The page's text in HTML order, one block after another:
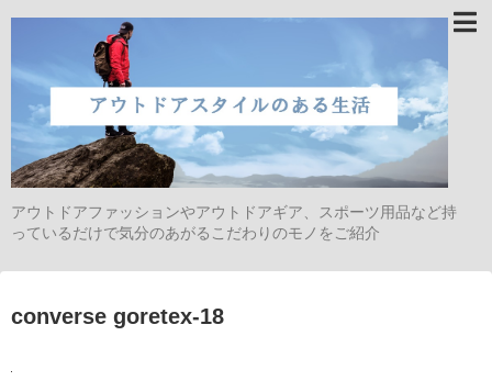
アウトドアファッションやアウトドアギア、スポーツ用品など持
っているだけで気分のあがるこだわりのモノをご紹介
converse goretex-18